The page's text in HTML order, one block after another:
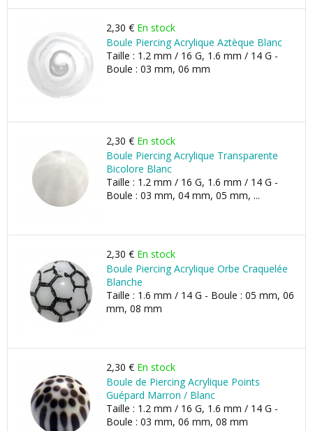
2,30 € En stock
Boule Piercing Acrylique Aztèque Blanc
Taille : 1.2 mm / 16 G, 1.6 mm / 14 G -
Boule : 03 mm, 06 mm
2,30 € En stock
Boule Piercing Acrylique Transparente
Bicolore Blanc
Taille : 1.2 mm / 16 G, 1.6 mm / 14 G -
Boule : 03 mm, 04 mm, 05 mm, ...
2,30 € En stock
Boule Piercing Acrylique Orbe Craquelée
Blanche
Taille : 1.6 mm / 14 G - Boule : 05 mm, 06
mm, 08 mm
2,30 € En stock
Boule de Piercing Acrylique Points
Guépard Marron / Blanc
Taille : 1.2 mm / 16 G, 1.6 mm / 14 G -
Boule : 03 mm, 06 mm, 08 mm